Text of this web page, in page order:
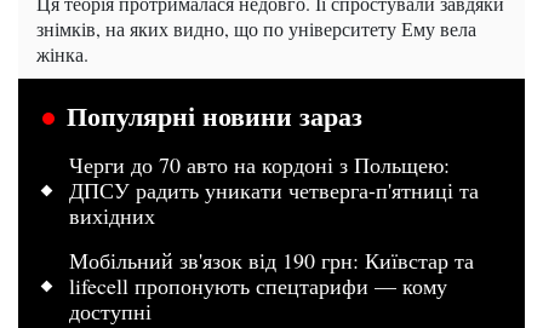
знімків, на яких видно, що по університету Ему вела
жінка.
Популярні новини зараз
Черги до 70 авто на кордоні з Польщею:
ДПСУ радить уникати четверга-п'ятниці та
вихідних
Мобільний зв'язок від 190 грн: Київстар та
lifecell пропонують спецтарифи — кому
доступні